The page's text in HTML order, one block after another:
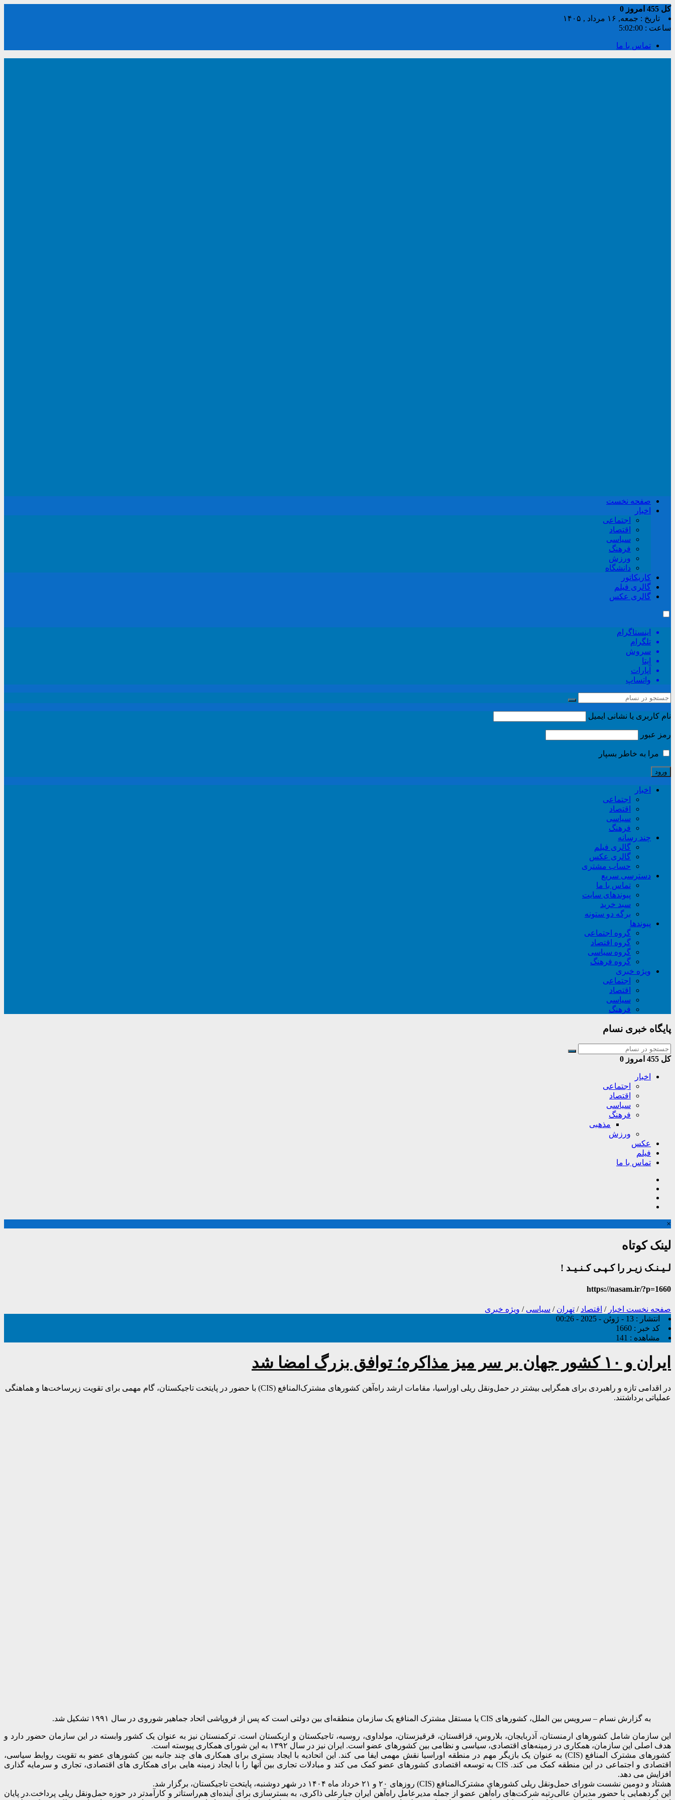
کل امروز 0
تاریخ : جمعه, ۱۶ مرداد , ۱۴۰۵
ساعت : 5:02:01
تماس با ما
صفحه نخست
اخبار
اجتماعی
اقتصاد
سیاسی
فرهنگ
ورزش
دانشگاه
کاریکاتور
گالری فیلم
گالری عکس
اینستاگرام
تلگرام
سروش
ایتا
آپارات
واتساپ
نام کاربری یا نشانی ایمیل
رمز عبور
مرا به خاطر بسپار
اخبار
اجتماعی
اقتصاد
سیاسی
فرهنگ
چند رسانه
گالری فیلم
گالری عکس
حساب مشتری
دسترسی سریع
تماس با ما
پیوندهای سایت
سبد خريد
برگه دو ستونه
پیوندها
گروه اجتماعی
گروه اقتصاد
گروه سیاسی
گروه فرهنگ
ویژه خبری
اجتماعی
اقتصاد
سیاسی
فرهنگ
پایگاه خبری نسام
کل امروز 0
اخبار
اجتماعی
اقتصاد
سیاسی
فرهنگ
مذهبی
ورزش
عکس
فیلم
تماس با ما
×
لینک کوتاه
لـیـنـک زیـر را کـپـی کـنـیـد !
https://nasam.ir/?p=1660
صفحه نخست اخبار / اقتصاد / تهران / سیاسی / ویژه خبری
انتشار : 13 - ژوئن - 2025 - 00:26
کد خبر : 1660
مشاهده : 141
ایران و ۱۰ کشور جهان بر سر میز مذاکره؛ توافق بزرگ امضا شد
در اقدامی تازه و راهبردی برای همگرایی بیشتر در حمل‌ونقل ریلی اوراسیا، مقامات ارشد راه‌آهن کشورهای مشترک‌المنافع (CIS) با حضور در پایتخت تاجیکستان، گام مهمی برای تقویت زیرساخت‌ها و هماهنگی
عملیاتی برداشتند.
به گزارش نسام – سرویس بین الملل، کشورهای CIS یا مستقل مشترک‌ المنافع یک سازمان منطقه‌ای بین‌ دولتی است که پس از فروپاشی اتحاد جماهیر شوروی در سال ۱۹۹۱ تشکیل شد.
این سازمان شامل کشورهای ارمنستان، آذربایجان، بلاروس، قزاقستان، قرقیزستان، مولداوی، روسیه، تاجیکستان و ازبکستان است. ترکمنستان نیز به عنوان یک کشور وابسته در این سازمان حضور دارد و
هدف اصلی این سازمان، همکاری در زمینه‌های اقتصادی، سیاسی و نظامی بین کشورهای عضو است. ایران نیز در سال ۱۳۹۲ به این شورای همکاری پیوسته است.
کشورهای مشترک المنافع (CIS) به عنوان یک بازیگر مهم در منطقه اوراسیا نقش مهمی ایفا می کند. این اتحادیه با ایجاد بستری برای همکاری های چند جانبه بین کشورهای عضو به تقویت روابط سیاسی،
اقتصادی و اجتماعی در این منطقه کمک می کند.
CIS به توسعه اقتصادی کشورهای عضو کمک می کند و مبادلات تجاری بین آنها را با ایجاد زمینه هایی برای همکاری های اقتصادی، تجاری و سرمایه گذاری
افزایش می دهد.
هشتاد و دومین نشست شورای حمل‌ونقل ریلی کشورهای مشترک‌المنافع (CIS) روزهای ۲۰ و ۲۱ خرداد ماه ۱۴۰۴ در شهر دوشنبه، پایتخت تاجیکستان، برگزار شد.
این گردهمایی با حضور مدیران عالی‌رتبه شرکت‌های راه‌آهن عضو از جمله مدیرعامل راه‌آهن ایران جبارعلی ذاکری، به بسترسازی برای آینده‌ای هم‌راستاتر و کارآمدتر در حوزه حمل‌ونقل ریلی پرداخت.در پایان